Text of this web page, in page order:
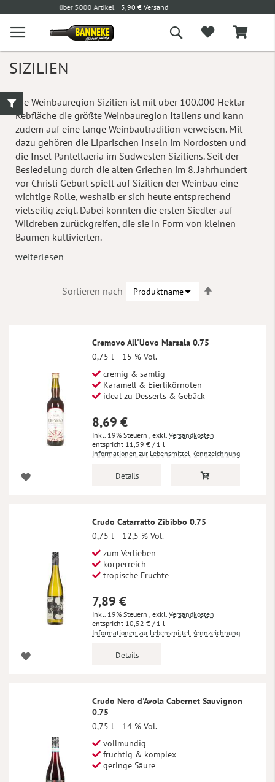
Suche
SIZILIEN
Die Weinbauregion Sizilien ist mit über 100.000 Hektar
Rebfläche die größte Weinbauregion Italiens und kann
zudem auf eine lange Weinbautradition verweisen. Mit
dazu gehören die Liparischen Inseln im Nordosten und
die Insel Pantellaeria im Südwesten Siziliens. Seit der
Besiedelung durch die alten Griechen im 8. Jahrhundert
vor Christi Geburt spielt auf Sizilien der Weinbau eine
wichtige Rolle, weshalb er sich heute entsprechend
vielseitig zeigt. Dabei konnten die ersten Siedler auf
Wildreben zurückgreifen, die sie in Form von kleinen
Bäumen kultivierten.
weiterlesen
Sortieren nach
Cremovo All'Uovo Marsala 0.75
0,75 l
15 % Vol.
cremig & samtig
Karamell & Eierlikörnoten
ideal zu Desserts & Gebäck
8,69 €
Inkl. 19% Steuern exkl. Versandkosten
11,59 € / 1 l
Informationen zur Lebensmittel Kennzeichnung
Details
Crudo Catarratto Zibibbo 0.75
0,75 l
12,5 % Vol.
zum Verlieben
körperreich
tropische Früchte
7,89 €
Inkl. 19% Steuern exkl. Versandkosten
10,52 € / 1 l
Informationen zur Lebensmittel Kennzeichnung
Details
Crudo Nero d'Avola Cabernet Sauvignon
0.75
0,75 l
14 % Vol.
vollmundig
fruchtig & komplex
geringe Säure